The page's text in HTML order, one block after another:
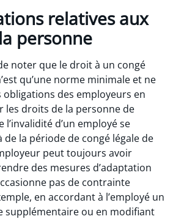
relatives aux
personne
noter que le droit à un congé
qu’une norme minimale et ne
obligations des employeurs en
les droits de la personne de
l’invalidité d’un employé se
de la période de congé légale de
peut toujours avoir
des mesures d’adaptation
pas de contrainte
en accordant à l’employé un
supplémentaire ou en modifiant